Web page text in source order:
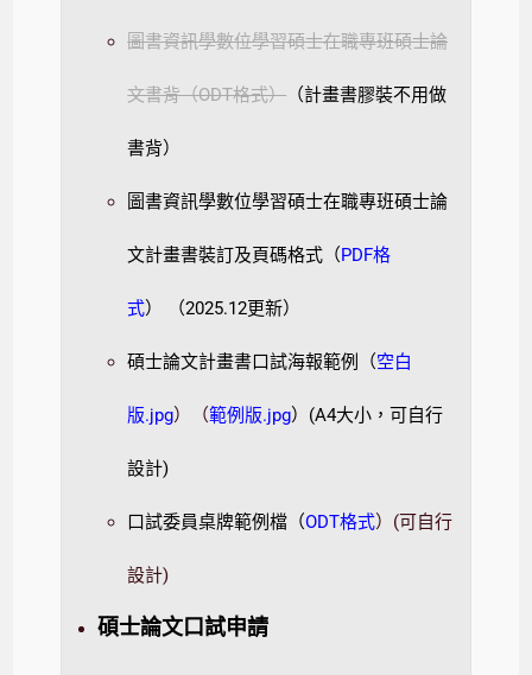
圖書資訊學數位學習碩士在職專班碩士論
文書背（ODT格式） （計畫書膠裝不用做
書背）
圖書資訊學數位學習碩士在職專班碩士論
文計畫書裝訂及頁碼格式（PDF格
式） （2025.12更新）
碩士論文計畫書口試海報範例（空白
版.jpg）（範例版.jpg）(A4大小，可自行
設計)
口試委員桌牌範例檔（ODT格式）(可自行
設計)
碩士論文口試申請